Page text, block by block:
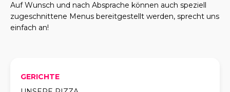
Auf Wunsch und nach Absprache können auch speziell
zugeschnittene Menus bereitgestellt werden, sprecht uns
einfach an!
GERICHTE